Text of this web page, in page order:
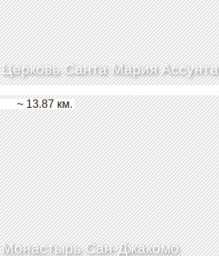
Церковь Санта Мария Ассунта
Монастырь Сан-Джакомо
~ 13.87 км.